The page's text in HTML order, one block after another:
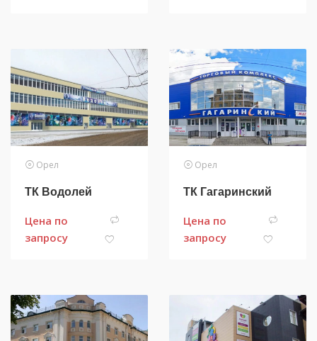
Орел
ТК Водолей
Цена по
запросу
Орел
ТК Гагаринский
Цена по
запросу